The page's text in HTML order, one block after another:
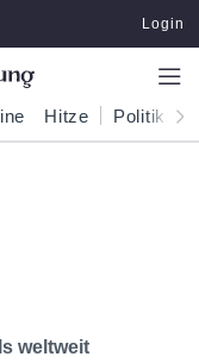
Login
Hitze Politik
weltweit